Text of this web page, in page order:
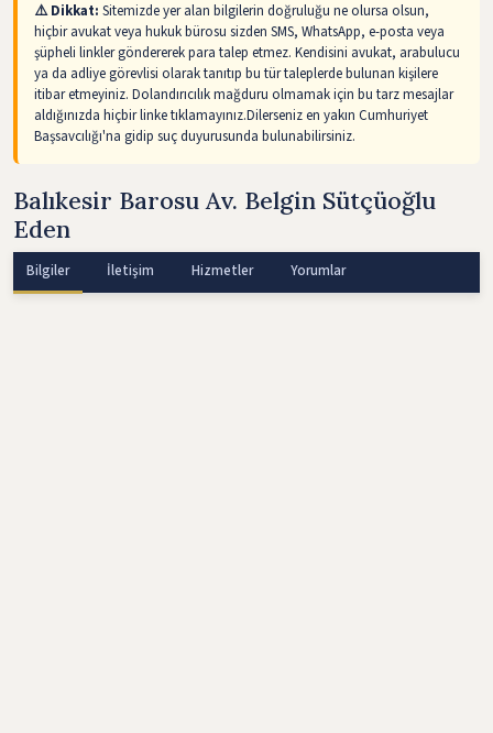
⚠️ Dikkat: Sitemizde yer alan bilgilerin doğruluğu ne olursa olsun,
hiçbir avukat veya hukuk bürosu sizden SMS, WhatsApp, e-posta veya
şüpheli linkler göndererek para talep etmez. Kendisini avukat, arabulucu
ya da adliye görevlisi olarak tanıtıp bu tür taleplerde bulunan kişilere
itibar etmeyiniz. Dolandırıcılık mağduru olmamak için bu tarz mesajlar
aldığınızda hiçbir linke tıklamayınız.Dilerseniz en yakın Cumhuriyet
Başsavcılığı'na gidip suç duyurusunda bulunabilirsiniz.
Balıkesir Barosu Av. Belgin Sütçüoğlu
Eden
Bilgiler İletişim Hizmetler Yorumlar